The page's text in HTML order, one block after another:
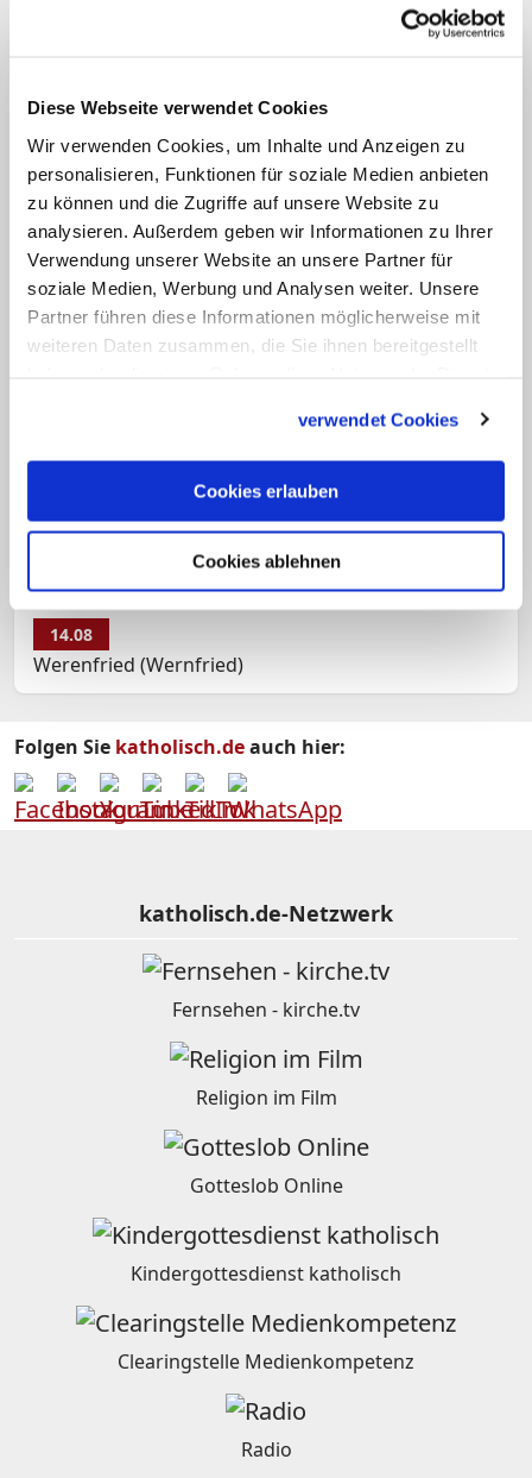
Diese Webseite verwendet Cookies
Wir verwenden Cookies, um Inhalte und Anzeigen zu
personalisieren, Funktionen für soziale Medien anbieten
zu können und die Zugriffe auf unsere Website zu
analysieren. Außerdem geben wir Informationen zu Ihrer
Verwendung unserer Website an unsere Partner für
soziale Medien, Werbung und Analysen weiter. Unsere
Partner führen diese Informationen möglicherweise mit
weiteren Daten zusammen, die Sie ihnen bereitgestellt
verwendet Cookies
Cookies erlauben
Cookies ablehnen
Meinhard
14.08
Werenfried (Wernfried)
Namenspatrone am 14.08
14.08
Eberhard
Maximilian Kolbe
14.08
14.08
Werenfried (Wernfried)
Folgen Sie katholisch.deauch hier:
katholisch.de-Netzwerk
Fernsehen - kirche.tv
Religion im Film
Gotteslob Online
Kindergottesdienst katholisch
Clearingstelle Medienkompetenz
Radio